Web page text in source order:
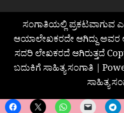
ಸಂಗಾತಿಯಲ್ಲಿ ಪ್ರಕಟವಾಗುವ
ಆಯಾಲೇಖಕರದೇ ಆಗಿದ್ದು
ಸದರಿ ಲೇಖಕರದೆ ಆಗಿರುತ್ತದೆ
ಬದುಕಿಗೆ ಸಾಹಿತ್ಯ ಸಂಗಾತಿ |
ಸಾಹಿತ್ಯ